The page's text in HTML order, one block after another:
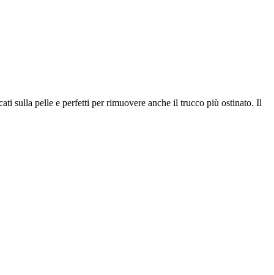
sulla pelle e perfetti per rimuovere anche il trucco più ostinato. Il